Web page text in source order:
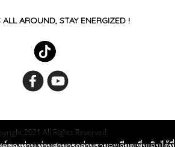
ALL AROUND, STAY ENERGIZED !
2021 All Rights Reserved.